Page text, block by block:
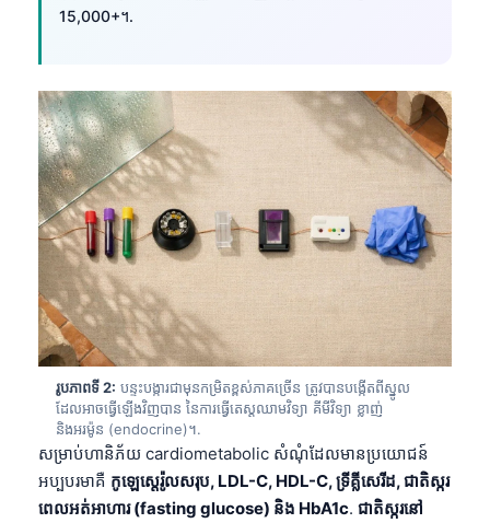
15,000+។.
រូបភាពទី 2: បន្ទះបង្ការជាមុនកម្រិតខ្ពស់ភាគច្រើន ត្រូវបានបង្កើតពីស្នូល
ដែលអាចធ្វើឡើងវិញបាន នៃការធ្វើតេស្តឈាមវិទ្យា គីមីវិទ្យា ខ្លាញ់
និងអរម៉ូន (endocrine)។.
សម្រាប់ហានិភ័យ cardiometabolic សំណុំដែលមានប្រយោជន៍
អប្បបរមាគឺ កូឡេស្តេរ៉ូលសរុប, LDL-C, HDL-C, ទ្រីគ្លីសេរីដ, ជាតិស្ករ
ពេលអត់អាហារ (fasting glucose) និង HbA1c. ជាតិស្ករនៅ